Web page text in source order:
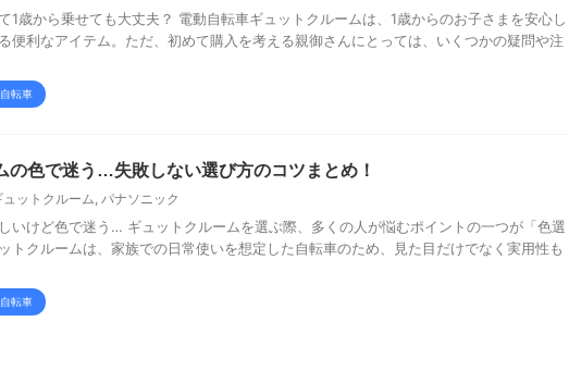
1歳から乗せても大丈夫？ 電動自転車ギュットクルームは、1歳からのお子さまを安心し
便利なアイテム。ただ、初めて購入を考える親御さんにとっては、いくつかの疑問や注
転車
の色で迷う…失敗しない選び方のコツまとめ！
ュットクルーム, パナソニック
いけど色で迷う… ギュットクルームを選ぶ際、多くの人が悩むポイントの一つが「色選
トクルームは、家族での日常使いを想定した自転車のため、見た目だけでなく実用性も
転車